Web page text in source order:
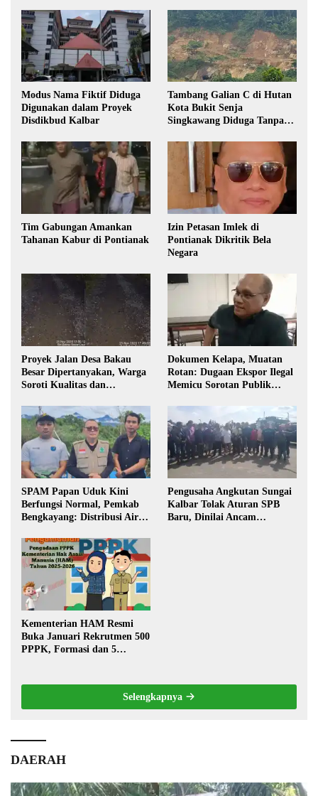
Modus Nama Fiktif Diduga
Digunakan dalam Proyek
Disdikbud Kalbar
Tambang Galian C di Hutan
Kota Bukit Senja
Singkawang Diduga Tanpa
Tim Gabungan Amankan
Tahanan Kabur di Pontianak
Izin Petasan Imlek di
Pontianak Dikritik Bela
Negara
Proyek Jalan Desa Bakau
Besar Dipertanyakan, Warga
Soroti Kualitas dan
Pembangunan
Dokumen Kelapa, Muatan
Rotan: Dugaan Ekspor Ilegal
Memicu Sorotan Publik
SPAM Papan Uduk Kini
Berfungsi Normal, Pemkab
Bengkayang: Distribusi Air
Warga
Pengusaha Angkutan Sungai
Kalbar Tolak Aturan SPB
Baru, Dinilai Ancam
Kementerian HAM Resmi
Buka Januari Rekrutmen 500
PPPK, Formasi dan 5
Selengkapnya
DAERAH